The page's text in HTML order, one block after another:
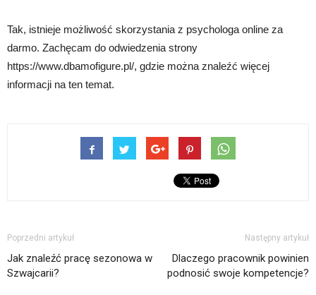
Tak, istnieje możliwość skorzystania z psychologa online za
darmo. Zachęcam do odwiedzenia strony
https://www.dbamofigure.pl/, gdzie można znaleźć więcej
informacji na ten temat.
Poprzedni artykuł
Jak znaleźć pracę sezonowa w
Szwajcarii?
Następny artykuł
Dlaczego pracownik powinien
podnosić swoje kompetencje?